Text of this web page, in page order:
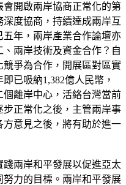
開啟兩岸協商正常化的第
度協商，持續達成兩岸互
年，兩岸產業合作論壇亦
兩岸技術及資金合作？自
爭為合作，開展區對區實
已吸納1,382億人民幣，
離岸中心，活絡台灣當前
正常化之後，主管兩岸事
意見之後，將有助於進一
兩岸和平發展以促進亞太
力的目標。兩岸和平發展